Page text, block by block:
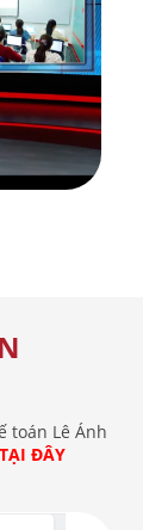
toán Lê Ánh
TẠI ĐÂY